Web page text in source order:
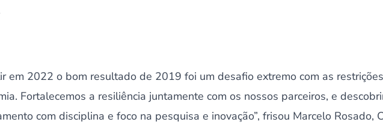
em 2022 o bom resultado de 2019 foi um desafio extremo com as
Fortalecemos a resiliência juntamente com os nossos parceiros, e
com disciplina e foco na pesquisa e inovação”, frisou Marcelo Rosado,